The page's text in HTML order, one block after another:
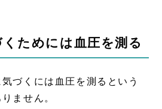
ためには血圧を測る
づくには血圧を測るという
ません。